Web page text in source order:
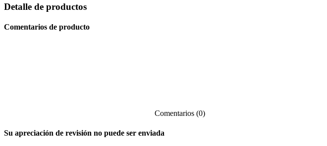
Detalle de productos
Comentarios de producto
Comentarios (0)
Su apreciación de revisión no puede ser enviada